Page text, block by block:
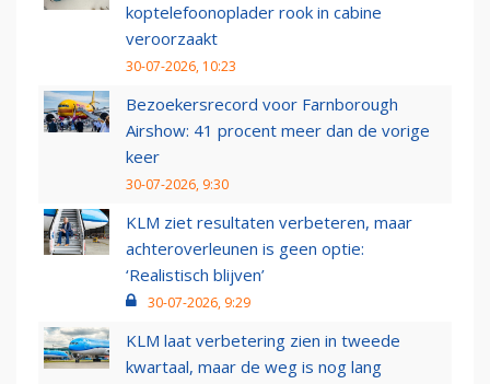
koptelefoonoplader rook in cabine
veroorzaakt
30-07-2026, 10:23
Bezoekersrecord voor Farnborough
Airshow: 41 procent meer dan de vorige
keer
30-07-2026, 9:30
KLM ziet resultaten verbeteren, maar
achteroverleunen is geen optie:
‘Realistisch blijven’
30-07-2026, 9:29
KLM laat verbetering zien in tweede
kwartaal, maar de weg is nog lang